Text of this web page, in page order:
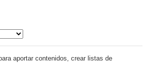
aportar contenidos, crear listas de